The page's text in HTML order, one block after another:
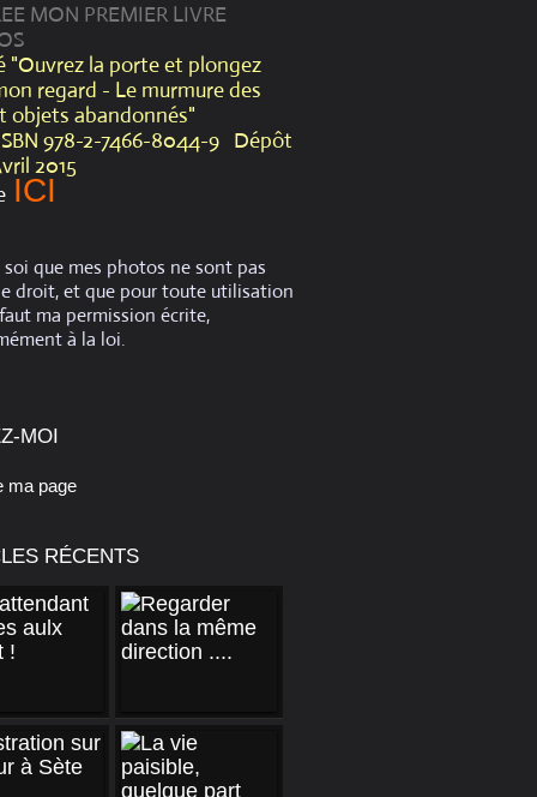
MON PREMIER LIVRE
"Ouvrez la porte et plongez
regard - Le murmure des
objets abandonnés"
978-2-7466-8044-9 Dépôt
2015
ICI
soi que mes photos ne sont pas
droit, et que pour toute utilisation
ma permission écrite,
à la loi.
MOI
ma page
RÉCENTS